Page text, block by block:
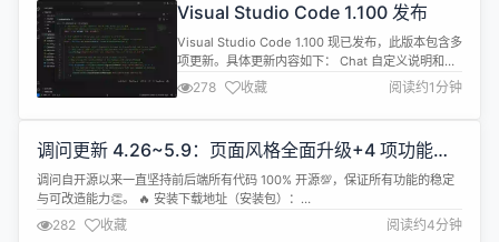
用操...
Visual Studio Code 1.100 发布
Visual Studio Code 1.100 现已发布，此版本包含多
项更新。具体更新内容如下： Chat 自定义说明和可
重复使用的提示（更多...）。 使用 GitHub、扩展和
notebooks 工具获得更智能的结果（更多...）。
MCP 的图像和可流式传输 HTTP 支持（更多...）。
278 收藏 阅读约1分钟
调问更新 4.26~5.9：页面风格全面
升级+4 项功能新增+8 项功能优化
+8 个 Bug 修复
调问自开源以来一直坚持前后端所有代码 100% 开源
💯，保证所有功能的稳定与可改造能力👏。 🔥 安装
阅读约4分钟